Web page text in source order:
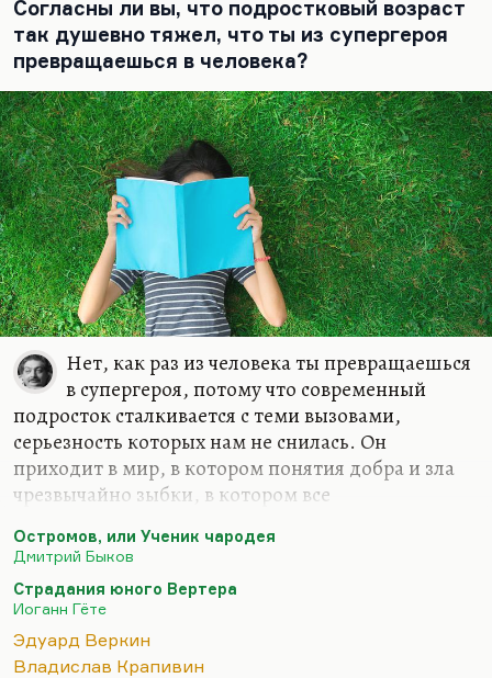
Согласны ли вы, что подростковый возраст
так душевно тяжел, что ты из супергероя
превращаешься в человека?
Нет, как раз из человека ты превращаешься
в супергероя, потому что современный
подросток сталкивается с теми вызовами,
серьезность которых нам не снилась. Он
приходит в мир, в котором понятия добра и зла
чрезвычайно зыбки, в котором все
что зло – это, возможно, не реакция на добро, а
вообще первооснова мира. Это готическое
мировоззрение. Я поэтому все время настаиваю
Что значит это СВО?
Остромов, или Ученик чародея
Дмитрий Быков
Страдания юного Вертера
Иоганн Гёте
Эдуард Веркин
Владислав Крапивин